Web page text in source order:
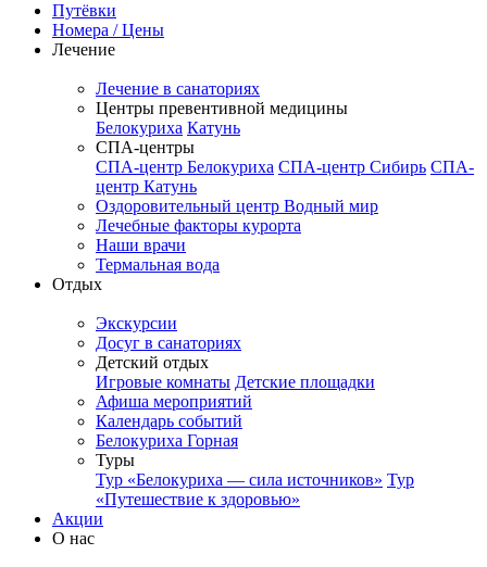
Путёвки
Номера / Цены
Лечение
Лечение в санаториях
Центры превентивной медицины
Белокуриха Катунь
СПА-центры
СПА-центр Белокуриха СПА-центр Сибирь СПА-
центр Катунь
Оздоровительный центр Водный мир
Лечебные факторы курорта
Наши врачи
Термальная вода
Отдых
Экскурсии
Досуг в санаториях
Детский отдых
Игровые комнаты Детские площадки
Афиша мероприятий
Календарь событий
Белокуриха Горная
Туры
Тур «Белокуриха — сила источников» Тур
«Путешествие к здоровью»
Акции
О нас